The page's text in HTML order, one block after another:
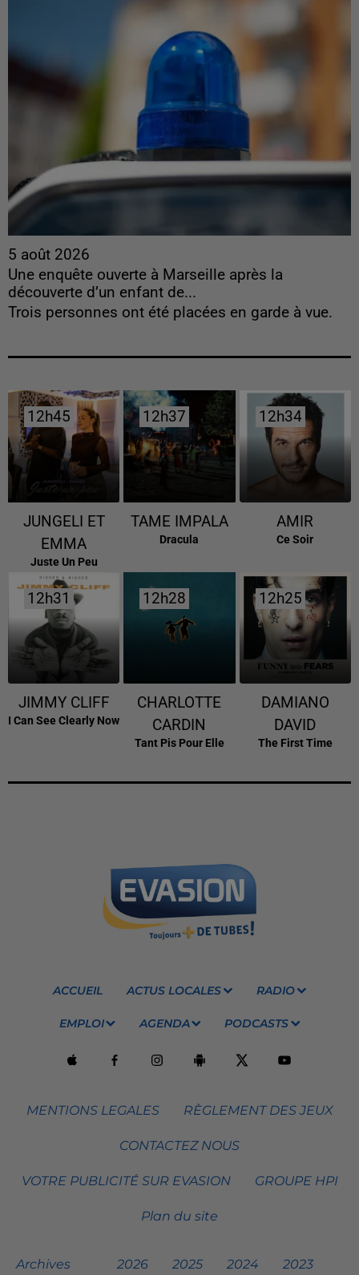
5 août 2026
Une enquête ouverte à Marseille après la
découverte d’un enfant de...
Trois personnes ont été placées en garde à vue.
12h45
12h45
JUNGELI ET
EMMA
Juste Un Peu
12h37
12h37
TAME IMPALA
Dracula
12h34
12h34
AMIR
Ce Soir
12h31
12h31
JIMMY CLIFF
I Can See Clearly Now
12h28
12h28
CHARLOTTE
CARDIN
Tant Pis Pour Elle
12h25
12h25
DAMIANO
DAVID
The First Time
ACCUEIL ACTUS LOCALES RADIO
EMPLOI AGENDA PODCASTS
MENTIONS LEGALES RÈGLEMENT DES JEUX
CONTACTEZ NOUS
VOTRE PUBLICITÉ SUR EVASION GROUPE HPI
Plan du site
Archives 2026 2025 2024 2023